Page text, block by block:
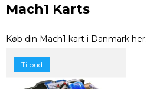
Mach1 Karts
Køb din Mach1 kart i Danmark her:
Tilbud